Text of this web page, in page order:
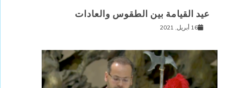
عيد القيامة بين الطقوس والعادات
16 أبريل, 2021